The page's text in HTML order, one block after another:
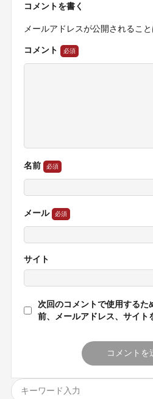
コメントを書く
メールアドレスが公開されること
コメント
名前
メール
サイト
次回のコメントで使用するた
前、メールアドレス、サイト